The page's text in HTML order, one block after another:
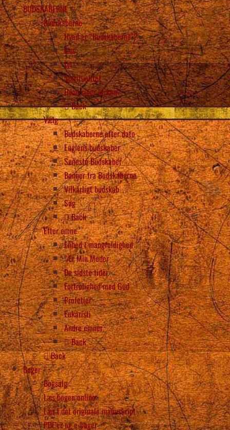
BUDSKABERNE
Budskaberne
Hvad er “Budskaberne”?
Læs
Lyt
Spiritualitet
Hvad siger kirken?
Back
Vælg
Budskaberne efter dato
Englens budskaber
Seneste Budskaber
Bønner fra Budskaberne
Vilkårligt budskab
Søg
Back
Efter emne
Enhed i mangfoldighed
“Ær Min Moder
De sidste tider
Fortrolighed med Gud
Profetier
Eukaristi
Andre emner
Back
Back
Bøger
Bogsalg
Læs bogen online
Læs i det originale manuskript
PDF’er og e-bøger